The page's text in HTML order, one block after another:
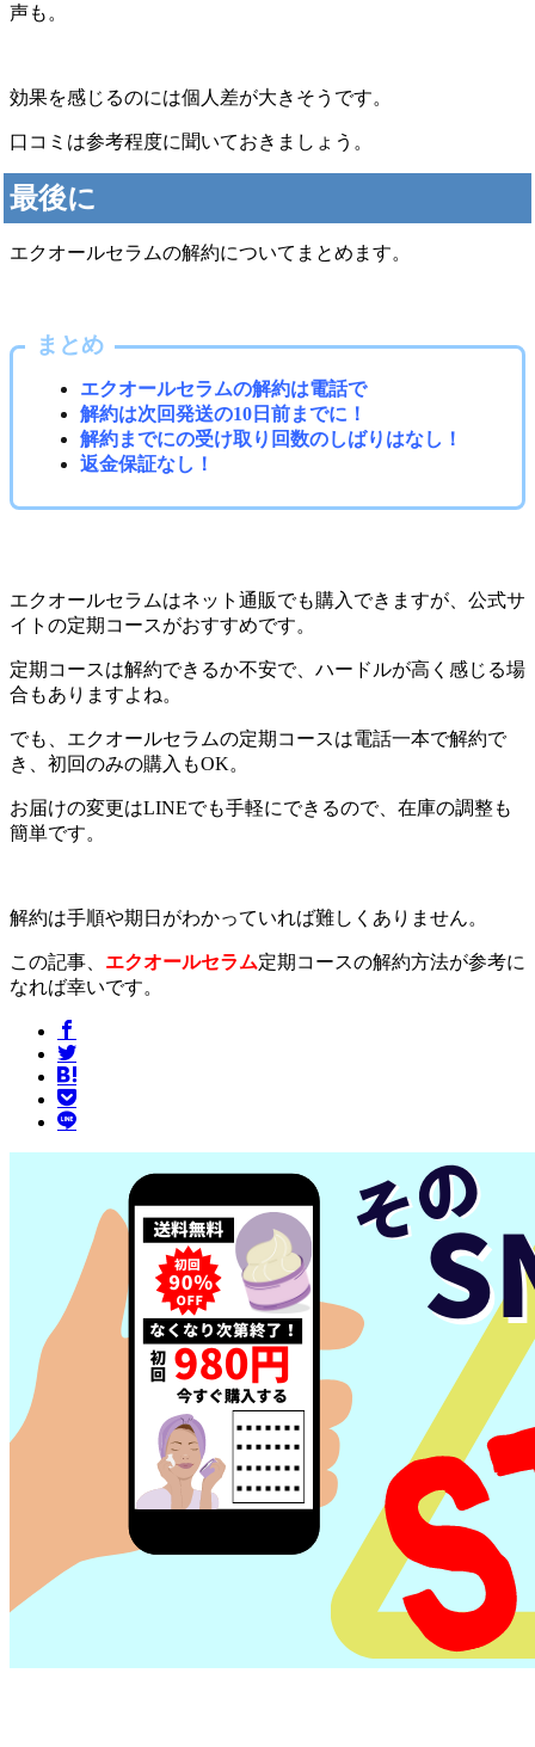
声も。
効果を感じるのには個人差が大きそうです。
口コミは参考程度に聞いておきましょう。
最後に
エクオールセラムの解約についてまとめます。
まとめ
エクオールセラムの解約は電話で
解約は次回発送の10日前までに！
解約までにの受け取り回数のしばりはなし！
返金保証なし！
エクオールセラムはネット通販でも購入できますが、公式サ
イトの定期コースがおすすめです。
定期コースは解約できるか不安で、ハードルが高く感じる場
合もありますよね。
でも、エクオールセラムの定期コースは電話一本で解約で
き、初回のみの購入もOK。
お届けの変更はLINEでも手軽にできるので、在庫の調整も
簡単です。
解約は手順や期日がわかっていれば難しくありません。
この記事、 エクオールセラム定期コースの解約方法が参考に
なれば幸いです。